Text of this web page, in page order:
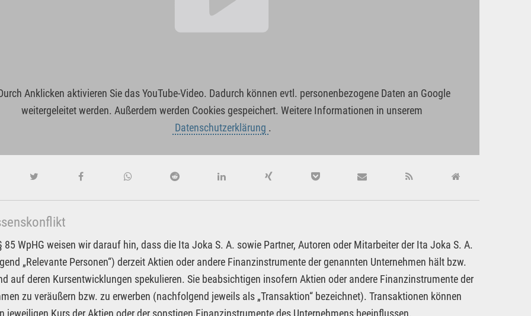
Anklicken aktivieren Sie das YouTube-Video. Dadurch können evtl. personenbezogene Daten an Google
weitergeleitet werden. Außerdem werden Cookies gespeichert. Weitere Informationen in unserem
Datenschutzerklärung .
85 WpHG weisen wir darauf hin, dass die Ita Joka S. A. sowie Partner, Autoren oder Mitarbeiter der Ita Joka S. A.
„Relevante Personen“) derzeit Aktien oder andere Finanzinstrumente der genannten Unternehmen hält bzw.
auf deren Kursentwicklungen spekulieren. Sie beabsichtigen insofern Aktien oder andere Finanzinstrumente der
zu veräußern bzw. zu erwerben (nachfolgend jeweils als „Transaktion“ bezeichnet). Transaktionen können
jeweiligen Kurs der Aktien oder der sonstigen Finanzinstrumente des Unternehmens beeinflussen.